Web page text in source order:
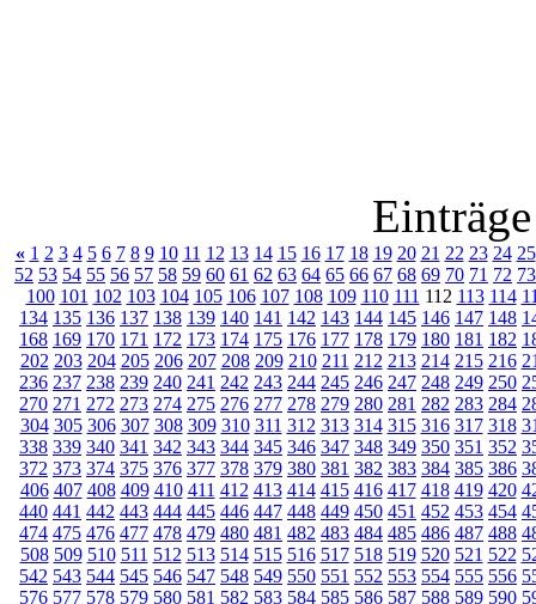
« 1 2 3 4 5 6 7 8 9 10 11 12 13 14 15 16 17 18 19 20 21 22 23 24 25
52 53 54 55 56 57 58 59 60 61 62 63 64 65 66 67 68 69 70 71 72 73
100 101 102 103 104 105 106 107 108 109 110 111 112 113 114
134 135 136 137 138 139 140 141 142 143 144 145 146 147 148
168 169 170 171 172 173 174 175 176 177 178 179 180 181 182
202 203 204 205 206 207 208 209 210 211 212 213 214 215 216
236 237 238 239 240 241 242 243 244 245 246 247 248 249 250
270 271 272 273 274 275 276 277 278 279 280 281 282 283 284
304 305 306 307 308 309 310 311 312 313 314 315 316 317 318
338 339 340 341 342 343 344 345 346 347 348 349 350 351 352
372 373 374 375 376 377 378 379 380 381 382 383 384 385 386
406 407 408 409 410 411 412 413 414 415 416 417 418 419 420
440 441 442 443 444 445 446 447 448 449 450 451 452 453 454
474 475 476 477 478 479 480 481 482 483 484 485 486 487 488
508 509 510 511 512 513 514 515 516 517 518 519 520 521 522
542 543 544 545 546 547 548 549 550 551 552 553 554 555 556
576 577 578 579 580 581 582 583 584 585 586 587 588 589 590